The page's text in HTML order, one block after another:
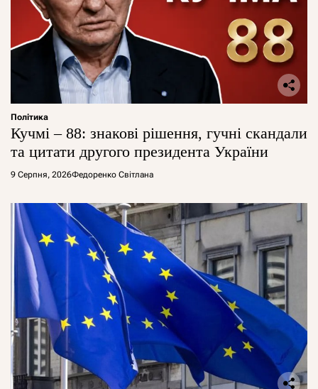
Політика
Кучмі – 88: знакові рішення, гучні скандали
та цитати другого президента України
9 Серпня, 2026Федоренко Світлана